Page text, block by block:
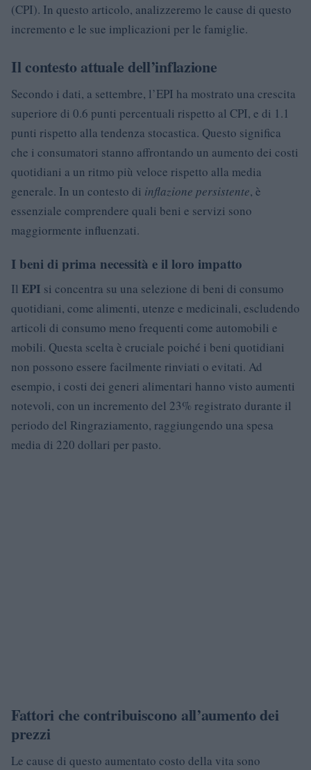
(CPI). In questo articolo, analizzeremo le cause di questo
incremento e le sue implicazioni per le famiglie.
Il contesto attuale dell’inflazione
Secondo i dati, a settembre, l’EPI ha mostrato una crescita
superiore di 0.6 punti percentuali rispetto al CPI, e di 1.1
punti rispetto alla tendenza stocastica. Questo significa
che i consumatori stanno affrontando un aumento dei costi
quotidiani a un ritmo più veloce rispetto alla media
generale. In un contesto di inflazione persistente, è
essenziale comprendere quali beni e servizi sono
maggiormente influenzati.
I beni di prima necessità e il loro impatto
Il EPI si concentra su una selezione di beni di consumo
quotidiani, come alimenti, utenze e medicinali, escludendo
articoli di consumo meno frequenti come automobili e
mobili. Questa scelta è cruciale poiché i beni quotidiani
non possono essere facilmente rinviati o evitati. Ad
esempio, i costi dei generi alimentari hanno visto aumenti
notevoli, con un incremento del 23% registrato durante il
periodo del Ringraziamento, raggiungendo una spesa
media di 220 dollari per pasto.
Fattori che contribuiscono all’aumento dei
prezzi
Le cause di questo aumentato costo della vita sono